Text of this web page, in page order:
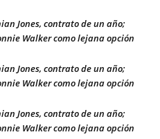
Jones, contrato de un año;
Walker como lejana opción
Jones, contrato de un año;
Walker como lejana opción
Jones, contrato de un año;
Walker como lejana opción